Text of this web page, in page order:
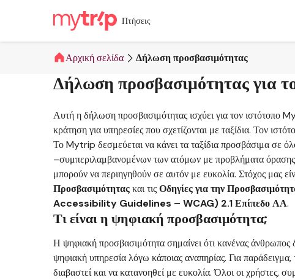
Πτήσεις
Αρχική σελίδα Δήλωση προσβασιμότητας
Δήλωση προσβασιμότητας για
Αυτή η δήλωση προσβασιμότητας ισχύει για τον ιστότοπο
κράτηση για υπηρεσίες που σχετίζονται με ταξίδια. Τον
Το Mytrip δεσμεύεται να κάνει τα ταξίδια προσβάσιμα σε
–συμπεριλαμβανομένων των ατόμων με προβλήματα
μπορούν να περιηγηθούν σε αυτόν με ευκολία. Στόχος μας
Προσβασιμότηταςκαι τιςΟδηγίες για την
Accessibility Guidelines – WCAG) 2.1 Επίπεδο ΑΑ.
Τι είναι η ψηφιακή προσβασιμότητα;
Η ψηφιακή προσβασιμότητα σημαίνει ότι κανένας άνθρωπος
ψηφιακή υπηρεσία λόγω κάποιας αναπηρίας. Για
διαβαστεί και να κατανοηθεί με ευκολία. Όλοι οι χρήστες,